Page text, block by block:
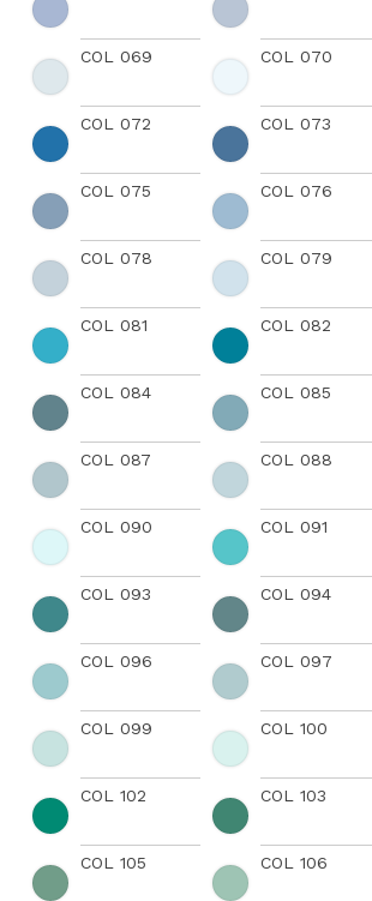
COL 069 COL 070
COL 072 COL 073
COL 075 COL 076
COL 078 COL 079
COL 081 COL 082
COL 084 COL 085
COL 087 COL 088
COL 090 COL 091
COL 093 COL 094
COL 096 COL 097
COL 099 COL 100
COL 102 COL 103
COL 105 COL 106